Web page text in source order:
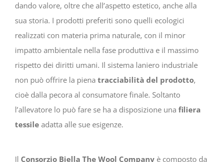
dando valore, oltre che all’aspetto estetico, anche alla
sua storia. I prodotti preferiti sono quelli ecologici
realizzati con materia prima naturale, con il minor
impatto ambientale nella fase produttiva e il massimo
rispetto dei diritti umani. Il sistema laniero industriale
non può offrire la piena tracciabilità del prodotto,
cioè dalla pecora al consumatore finale. Soltanto
l’allevatore lo può fare se ha a disposizione una filiera
tessile adatta alle sue esigenze.
Il Consorzio Biella The Wool Company è composto da